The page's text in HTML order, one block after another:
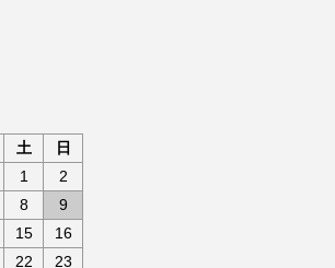
土
日
1
2
8
9
15
16
22
23